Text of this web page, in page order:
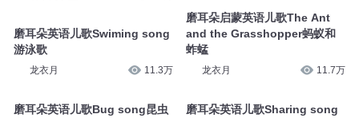
磨耳朵英语儿歌Swiming song
游泳歌
龙衣月 11.3万
磨耳朵英语儿歌Bug song昆虫
磨耳朵启蒙英语儿歌The Ant
and the Grasshopper蚂蚁和
蚱蜢
龙衣月 11.7万
磨耳朵英语儿歌Sharing song